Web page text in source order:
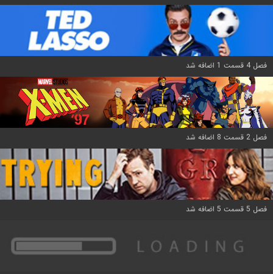
فصل 4 قسمت 1 اضافه شد
فصل 2 قسمت 8 اضافه شد
فصل 5 قسمت 5 اضافه شد